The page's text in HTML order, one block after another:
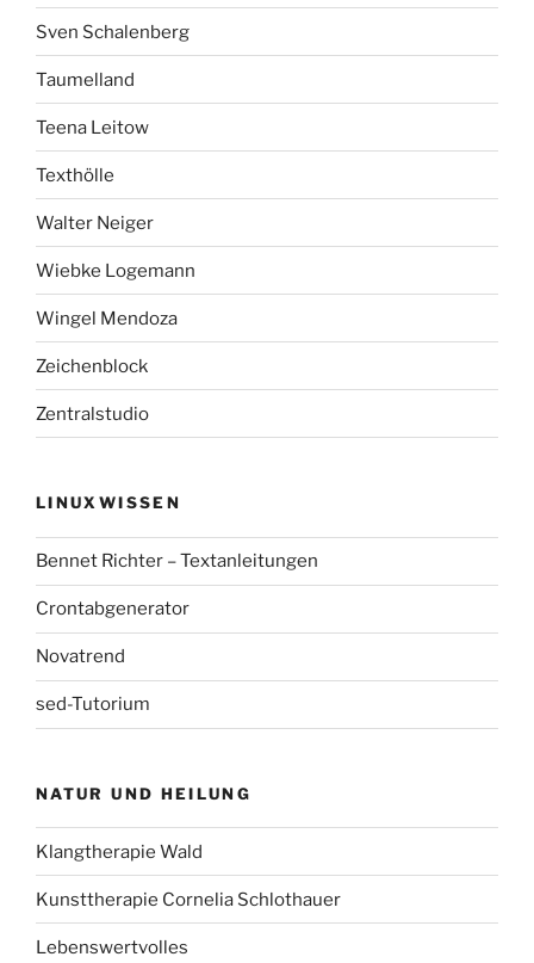
Sven Schalenberg
Taumelland
Teena Leitow
Texthölle
Walter Neiger
Wiebke Logemann
Wingel Mendoza
Zeichenblock
Zentralstudio
LINUXWISSEN
Bennet Richter – Textanleitungen
Crontabgenerator
Novatrend
sed-Tutorium
NATUR UND HEILUNG
Klangtherapie Wald
Kunsttherapie Cornelia Schlothauer
Lebenswertvolles